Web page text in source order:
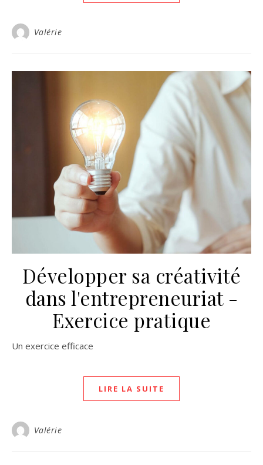
Valérie
Développer sa créativité
dans l'entrepreneuriat -
Exercice pratique
Un exercice efficace
LIRE LA SUITE
Valérie